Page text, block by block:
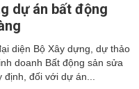
dự án bất động
diện Bộ Xây dựng, dự thảo
doanh Bất động sản sửa
định, đối với dự án...